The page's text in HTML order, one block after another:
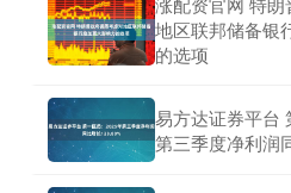
地区联邦储备银
的选项
易方达证券平台
第三季度净利润